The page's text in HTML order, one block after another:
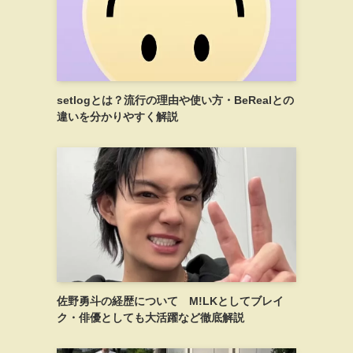
setlogとは？流行の理由や使い方・BeRealとの
違いを分かりやすく解説
佐野勇斗の経歴について M!LKとしてブレイ
ク・俳優としても大活躍など徹底解説